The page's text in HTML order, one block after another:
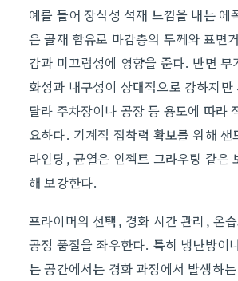
예를 들어 장식성 석재 느낌을 내는 에
은 골재 함유로 마감층의 두께와 표면
감과 미끄럼성에 영향을 준다. 반면 무
화성과 내구성이 상대적으로 강하지만
달라 주차장이나 공장 등 용도에 따라
요하다. 기계적 접착력 확보를 위해 샌
라인딩, 균열은 인젝트 그라우팅 같은
해 보강한다.
프라이머의 선택, 경화 시간 관리, 온
공정 품질을 좌우한다. 특히 냉난방이
는 공간에서는 경화 과정에서 발생하